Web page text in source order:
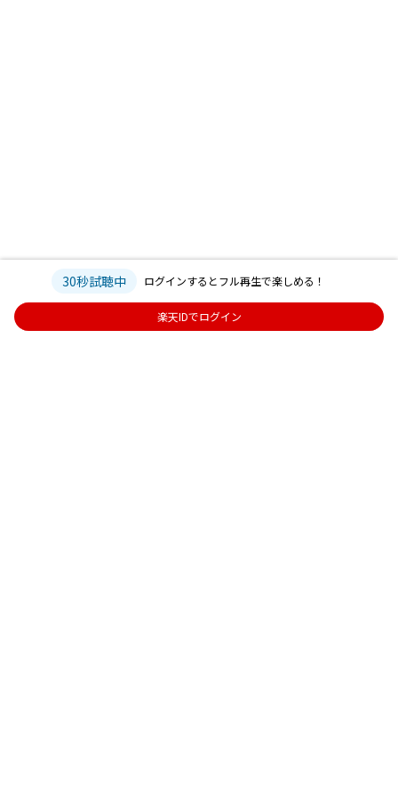
30秒試聴中 ログインするとフル再生で楽しめる！
楽天IDでログイン